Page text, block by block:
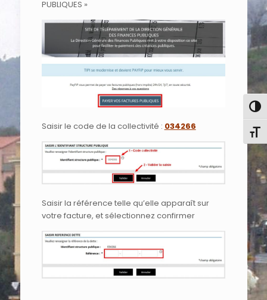
PUBLIQUES »
Saisir le code de la collectivité : 034266
Saisir la référence telle qu’elle apparaît sur
votre facture, et sélectionnez confirmer